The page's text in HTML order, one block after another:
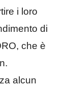
i loro
di
che è
alcun